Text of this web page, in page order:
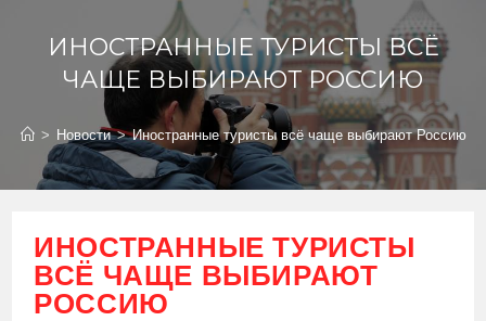
ИНОСТРАННЫЕ ТУРИСТЫ ВСЁ
ЧАЩЕ ВЫБИРАЮТ РОССИЮ
> Новости > Иностранные туристы всё чаще выбирают Россию
ИНОСТРАННЫЕ ТУРИСТЫ
ВСЁ ЧАЩЕ ВЫБИРАЮТ
РОССИЮ